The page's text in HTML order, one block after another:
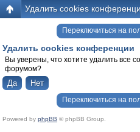
Удалить cookies
Переключиться на
Удалить cookies конференции
Вы уверены, что хотите удалить все
форумом?
Переключиться на
Powered by phpBB © phpBB Group.